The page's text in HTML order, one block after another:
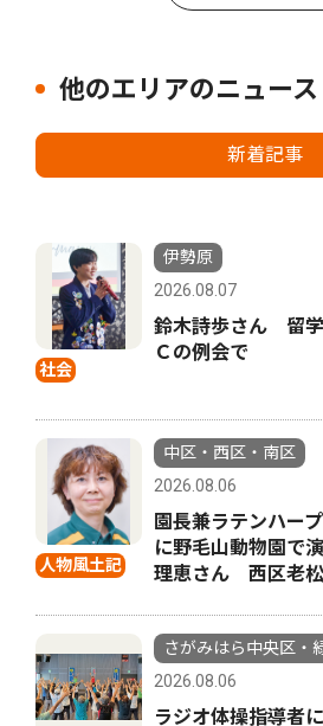
他のエリアのニュース
新着記事
社会
伊勢原
2026.08.07
鈴木詩歩さん 留
Ｃの例会で
人物風土記
中区・西区・南区
2026.08.06
園長兼ラテンハー
に野毛山動物園で
理恵さん 西区老
さがみはら中央区・
2026.08.06
ラジオ体操指導者